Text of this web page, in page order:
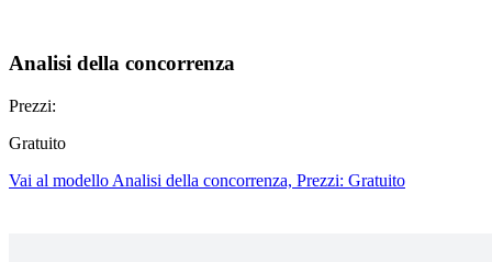
Analisi della concorrenza
Prezzi:
Gratuito
Vai al modello Analisi della concorrenza, Prezzi: Gratuito